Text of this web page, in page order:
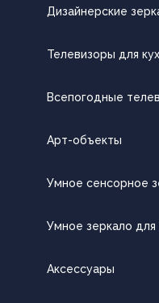
Дизайнерские
Телевизоры для
Всепогодные
Арт-объекты
Умное сенсорное
Умное зеркало
Аксессуары